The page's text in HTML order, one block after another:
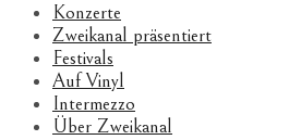
Konzerte
Zweikanal präsentiert
Festivals
Auf Vinyl
Intermezzo
Über Zweikanal